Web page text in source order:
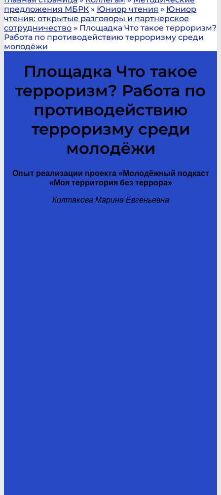
предложения МБРК » Юниор чтения » Юниор
чтения: открытые разговоры и партнерское
сотрудничество » Площадка Что такое терроризм?
Работа по противодействию терроризму среди
молодёжи
Площадка Что такое
терроризм? Работа по
противодействию
терроризму среди
молодёжи
Опыт реализации проекта «Молодёжный подкаст
«Моя территория без террора»
Колтакова Марина Евгеньевна